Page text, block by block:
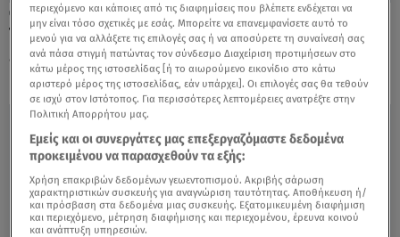
18.09.19, 15:45
Τα δύο plus size models του GNTM
εντυπωσίασαν!
περιεχόμενο και κάποιες από τις διαφημίσεις που βλέπετε ενδέχεται να
μην είναι τόσο σχετικές με εσάς. Μπορείτε να επανεμφανίσετε αυτό το
μενού για να αλλάξετε τις επιλογές σας ή να αποσύρετε τη συναίνεσή σας
ανά πάσα στιγμή πατώντας τον σύνδεσμο Διαχείριση προτιμήσεων στο
κάτω μέρος της ιστοσελίδας [ή το αιωρούμενο εικονίδιο στο κάτω
αριστερό μέρος της ιστοσελίδας, εάν υπάρχει]. Οι επιλογές σας θα τεθούν
σε ισχύ στον Ιστότοπος. Για περισσότερες λεπτομέρειες ανατρέξτε στην
Πολιτική Απορρήτου μας.
Εμείς και οι συνεργάτες μας επεξεργαζόμαστε δεδομένα
προκειμένου να παρασχεθούν τα εξής:
Χρήση επακριβών δεδομένων γεωεντοπισμού. Ακριβής σάρωση
χαρακτηριστικών συσκευής για αναγνώριση ταυτότητας. Αποθήκευση ή/
και πρόσβαση στα δεδομένα μιας συσκευής. Εξατομικευμένη διαφήμιση
και περιεχόμενο, μέτρηση διαφήμισης και περιεχομένου, έρευνα κοινού
και ανάπτυξη υπηρεσιών.